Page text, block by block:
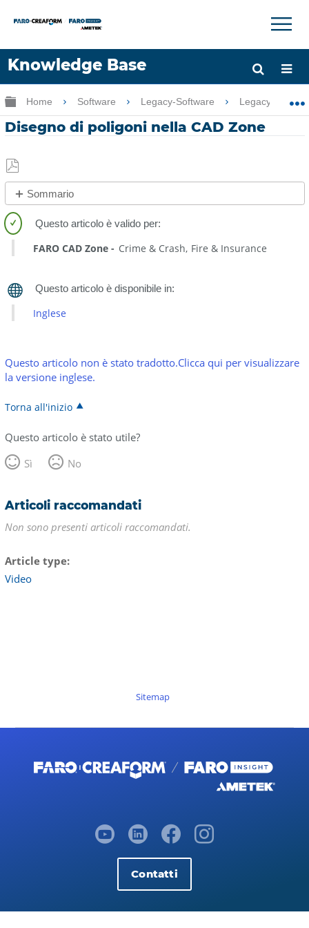
Knowledge Base
Lingua
Chiedere aiuto Accesso
×
Ingrandisci/riduci gerarchia globale
Home Software Legacy-Software Legacy-CAD
Disegno di poligoni nella CAD Zone
Salva
come
PDF
Sommario
No
intestazioni
FARO CAD Zone Crime & Crash Fire & Insurance
Inglese
Questo articolo non è stato tradotto.Clicca qui per visualizzare
la versione inglese.
Torna all'inizio
Questo articolo è stato utile?
Sì
No
Articoli raccomandati
Non sono presenti articoli raccomandati.
Article type
Video
Sitemap
Contatti